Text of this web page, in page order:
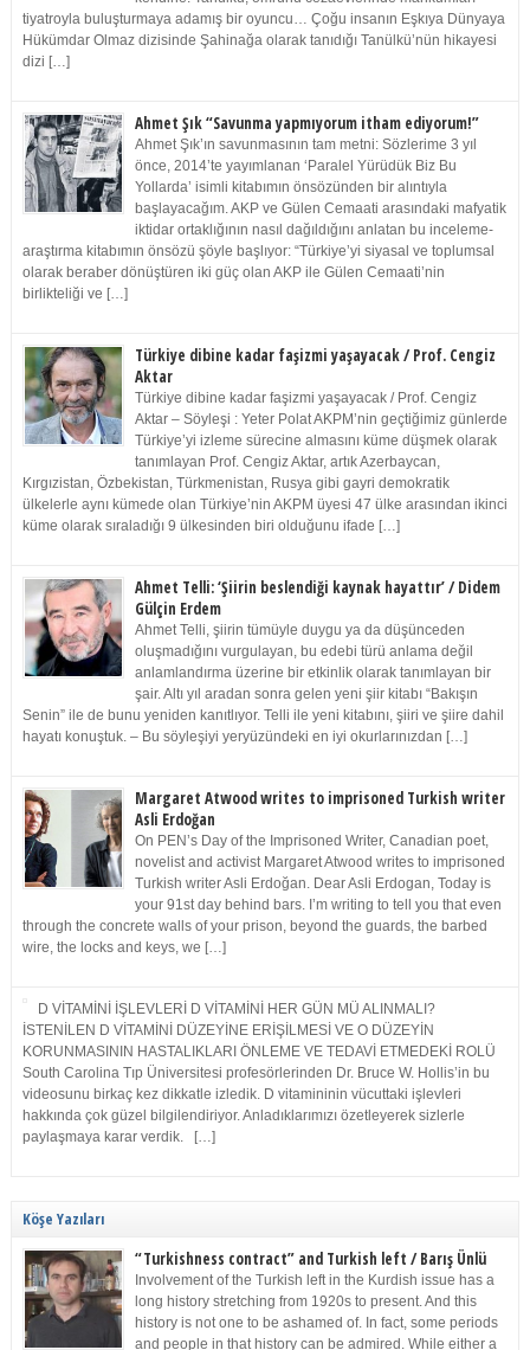
tiyatroyla buluşturmaya adamış bir oyuncu… Çoğu insanın Eşkıya Dünyaya
Hükümdar Olmaz dizisinde Şahinağa olarak tanıdığı Tanülkü’nün hikayesi
dizi […]
Ahmet Şık “Savunma yapmıyorum itham ediyorum!”
Ahmet Şık’ın savunmasının tam metni: Sözlerime 3 yıl
önce, 2014’te yayımlanan ‘Paralel Yürüdük Biz Bu
Yollarda’ isimli kitabımın önsözünden bir alıntıyla
başlayacağım. AKP ve Gülen Cemaati arasındaki mafyatik
iktidar ortaklığının nasıl dağıldığını anlatan bu inceleme-
araştırma kitabımın önsözü şöyle başlıyor: “Türkiye’yi siyasal ve toplumsal
olarak beraber dönüştüren iki güç olan AKP ile Gülen Cemaati’nin
birlikteliği ve […]
Türkiye dibine kadar faşizmi yaşayacak / Prof. Cengiz
Aktar
Türkiye dibine kadar faşizmi yaşayacak / Prof. Cengiz
Aktar – Söyleşi : Yeter Polat AKPM’nin geçtiğimiz günlerde
Türkiye’yi izleme sürecine almasını küme düşmek olarak
tanımlayan Prof. Cengiz Aktar, artık Azerbaycan,
Kırgızistan, Özbekistan, Türkmenistan, Rusya gibi gayri demokratik
ülkelerle aynı kümede olan Türkiye’nin AKPM üyesi 47 ülke arasından ikinci
küme olarak sıraladığı 9 ülkesinden biri olduğunu ifade […]
Ahmet Telli: ‘Şiirin beslendiği kaynak hayattır’ / Didem
Gülçin Erdem
Ahmet Telli, şiirin tümüyle duygu ya da düşünceden
oluşmadığını vurgulayan, bu edebi türü anlama değil
anlamlandırma üzerine bir etkinlik olarak tanımlayan bir
şair. Altı yıl aradan sonra gelen yeni şiir kitabı “Bakışın
Senin” ile de bunu yeniden kanıtlıyor. Telli ile yeni kitabını, şiiri ve şiire dahil
hayatı konuştuk. – Bu söyleşiyi yeryüzündeki en iyi okurlarınızdan […]
Margaret Atwood writes to imprisoned Turkish writer
Asli Erdoğan
On PEN’s Day of the Imprisoned Writer, Canadian poet,
novelist and activist Margaret Atwood writes to imprisoned
Turkish writer Asli Erdoğan. Dear Asli Erdogan, Today is
your 91st day behind bars. I’m writing to tell you that even
through the concrete walls of your prison, beyond the guards, the barbed
wire, the locks and keys, we […]
D VİTAMİNİ İŞLEVLERİ D VİTAMİNİ HER GÜN MÜ ALINMALI?
İSTENİLEN D VİTAMİNİ DÜZEYİNE ERİŞİLMESİ VE O DÜZEYİN
KORUNMASININ HASTALIKLARI ÖNLEME VE TEDAVİ ETMEDEKİ ROLÜ
South Carolina Tıp Üniversitesi profesörlerinden Dr. Bruce W. Hollis’in bu
videosunu birkaç kez dikkatle izledik. D vitamininin vücuttaki işlevleri
hakkında çok güzel bilgilendiriyor. Anladıklarımızı özetleyerek sizlerle
paylaşmaya karar verdik. […]
Köşe Yazıları
“Turkishness contract” and Turkish left / Barış Ünlü
Involvement of the Turkish left in the Kurdish issue has a
long history stretching from 1920s to present. And this
history is not one to be ashamed of. In fact, some periods
and people in that history can be admired. While either a